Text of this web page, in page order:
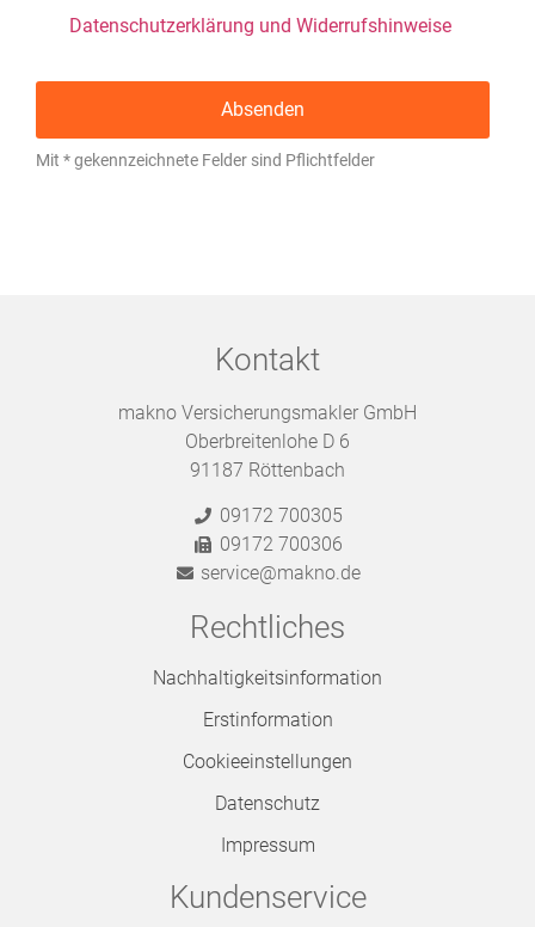
Datenschutzerklärung und Widerrufshinweise
Mit * gekennzeichnete Felder sind Pflichtfelder
Kontakt
makno Versicherungsmakler GmbH
Oberbreitenlohe D 6
91187 Röttenbach
09172 700305
09172 700306
service@makno.de
Rechtliches
Nachhaltigkeitsinformation
Erstinformation
Cookieeinstellungen
Datenschutz
Impressum
Kundenservice